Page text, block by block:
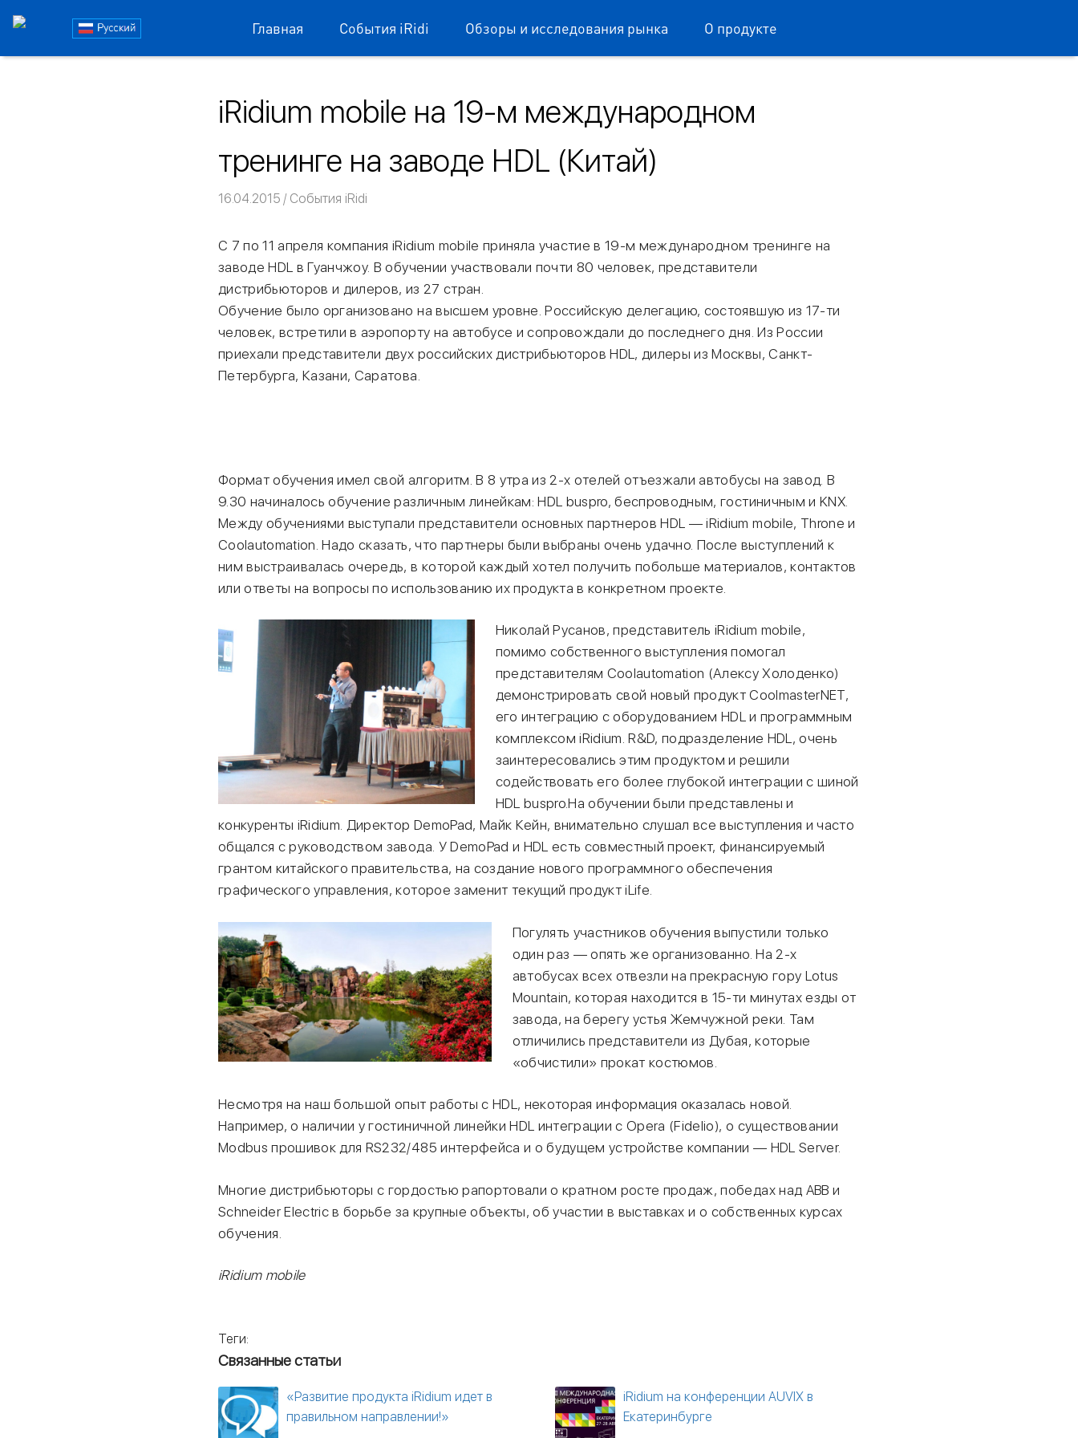
Блог
iRidi
Главная События iRidi Обзоры и исследования рынка О продукте
iRidium mobile на 19-м международном
тренинге на заводе HDL (Китай)
16.04.2015 Команда iRidium mobile
События iRidi
С 7 по 11 апреля компания iRidium mobile приняла участие в 19-м международном тренинге на
заводе HDL в Гуанчжоу. В обучении участвовали почти 80 человек, представители
дистрибьюторов и дилеров, из 27 стран.
Обучение было организовано на высшем уровне. Российскую делегацию, состоявшую из 17-ти
человек, встретили в аэропорту на автобусе и сопровождали до последнего дня. Из России
приехали представители двух российских дистрибьюторов HDL, дилеры из Москвы, Санкт-
Петербурга, Казани, Саратова.
Формат обучения имел свой алгоритм. В 8 утра из 2-х отелей отъезжали автобусы на завод. В
9.30 начиналось обучение различным линейкам: HDL buspro, беспроводным, гостиничным и KNX.
Между обучениями выступали представители основных партнеров HDL — iRidium mobile, Throne и
Coolautomation. Надо сказать, что партнеры были выбраны очень удачно. После выступлений к
ним выстраивалась очередь, в которой каждый хотел получить побольше материалов, контактов
или ответы на вопросы по использованию их продукта в конкретном проекте.
Николай Русанов, представитель iRidium mobile,
помимо собственного выступления помогал
представителям Coolautomation (Алексу Холоденко)
демонстрировать свой новый продукт CoolmasterNET,
его интеграцию с оборудованием HDL и программным
комплексом iRidium. R&D, подразделение HDL, очень
заинтересовались этим продуктом и решили
содействовать его более глубокой интеграции с шиной
HDL buspro.На обучении были представлены и
конкуренты iRidium. Директор DemoPad, Майк Кейн, внимательно слушал все выступления и часто
общался с руководством завода. У DemoPad и HDL есть совместный проект, финансируемый
грантом китайского правительства, на создание нового программного обеспечения
графического управления, которое заменит текущий продукт iLife.
Погулять участников обучения выпустили только
один раз — опять же организованно. На 2-х
автобусах всех отвезли на прекрасную гору Lotus
Mountain, которая находится в 15-ти минутах езды от
завода, на берегу устья Жемчужной реки. Там
отличились представители из Дубая, которые
«обчистили» прокат костюмов.
Несмотря на наш большой опыт работы с HDL, некоторая информация оказалась новой.
Например, о наличии у гостиничной линейки HDL интеграции с Opera (Fidelio), о существовании
Modbus прошивок для RS232/485 интерфейса и о будущем устройстве компании — HDL Server.
Многие дистрибьюторы с гордостью рапортовали о кратном росте продаж, победах над ABB и
Schneider Electric в борьбе за крупные объекты, об участии в выставках и о собственных курсах
обучения.
iRidium mobile
Теги:
Связанные статьи
«Развитие продукта iRidium идет в
правильном направлении!»
iRidium на конференции AUVIX в
Екатеринбурге